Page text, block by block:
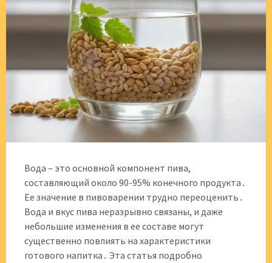
Вода – это основной компонент пива,
составляющий около 90-95% конечного продукта․
Ее значение в пивоварении трудно переоценить․
Вода и вкус пива неразрывно связаны, и даже
небольшие изменения в ее составе могут
существенно повлиять на характеристики
готового напитка․ Эта статья подробно